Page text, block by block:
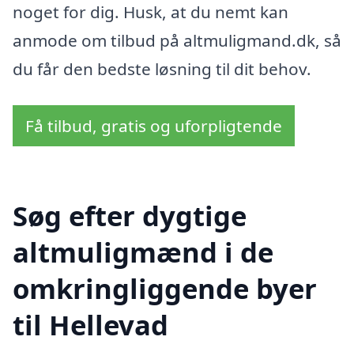
noget for dig. Husk, at du nemt kan
anmode om tilbud på altmuligmand.dk, så
du får den bedste løsning til dit behov.
Få tilbud, gratis og uforpligtende
Søg efter dygtige
altmuligmænd i de
omkringliggende byer
til Hellevad